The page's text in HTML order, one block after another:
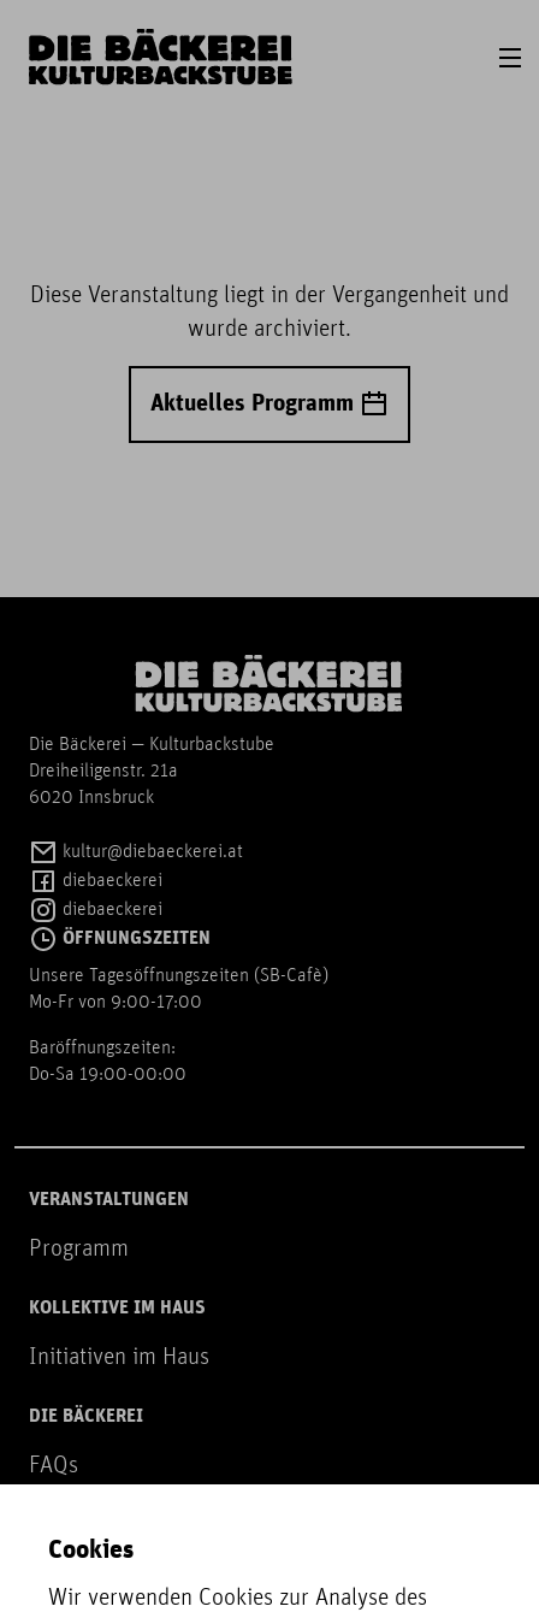
Diese Veranstaltung liegt in der Vergangenheit und
wurde archiviert.
Aktuelles Programm
Die Bäckerei — Kulturbackstube
Dreiheiligenstr. 21a
6020 Innsbruck
kultur@diebaeckerei.at
diebaeckerei
diebaeckerei
ÖFFNUNGSZEITEN
Unsere Tagesöffnungszeiten (SB-Cafè)
Mo-Fr von 9:00-17:00
Baröffnungszeiten:
Do-Sa 19:00-00:00
VERANSTALTUNGEN
Programm
KOLLEKTIVE IM HAUS
Initiativen im Haus
DIE BÄCKEREI
FAQs
NEWSLETTER
Zur Newsletter Anmeldung
Cookies
Wir verwenden Cookies zur Analyse des